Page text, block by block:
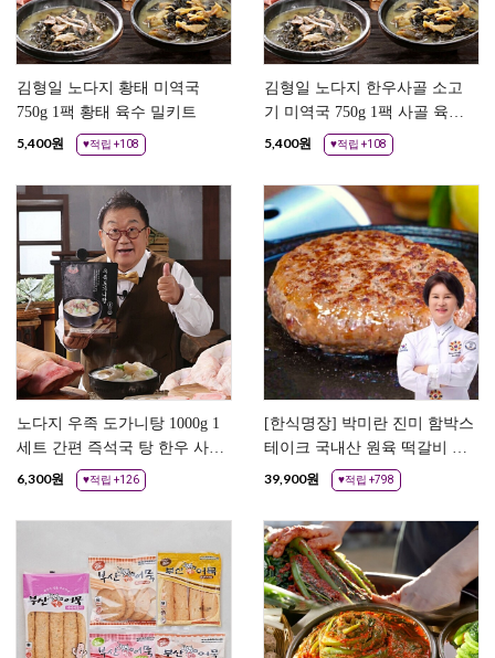
김형일 노다지 황태 미역국
750g 1팩 황태 육수 밀키트
5,400원 ♥적립 +108
김형일 노다지 한우사골 소고
기 미역국 750g 1팩 사골 육수
밀키트
5,400원 ♥적립 +108
노다지 우족 도가니탕 1000g 1
세트 간편 즉석국 탕 한우 사골
육수 곰탕 곰국 설렁탕
6,300원 ♥적립 +126
[한식명장] 박미란 진미 함박스
테이크 국내산 원육 떡갈비 28
개 햄버거스테이크
39,900원 ♥적립 +798